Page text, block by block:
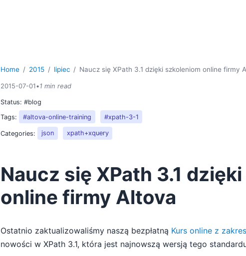
Home 2015 lipiec Naucz się XPath 3.1 dzięki szkoleniom online firmy
2015-07-01•1 min read
Status:#blog
Tags:
#altova-online-training #xpath-3-1
Categories: json xpath+xquery
Naucz się XPath 3.1
online firmy Altova
Ostatnio zaktualizowaliśmy naszą bezpłatną Kurs online z
nowości w XPath 3.1, która jest najnowszą wersją tego